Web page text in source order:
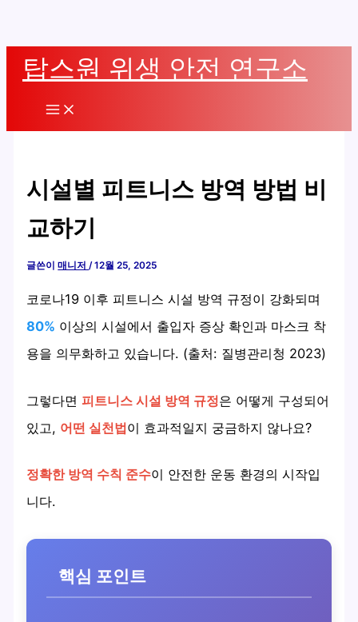
탑스원 위생 안전 연구소
Main
시설별 피트니스 방역 방법 비
교하기
글쓴이매니저/12월 25, 2025
코로나19 이후 피트니스 시설 방역 규정이 강화되며
80% 이상의 시설에서 출입자 증상 확인과 마스크 착
용을 의무화하고 있습니다. (출처: 질병관리청 2023)
그렇다면피트니스 시설 방역 규정은 어떻게 구성되어
있고, 어떤 실천법이 효과적일지 궁금하지 않나요?
정확한 방역 수칙 준수이 안전한 운동 환경의 시작입
니다.
핵심 포인트